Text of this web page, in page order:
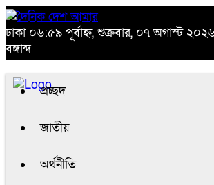
ঢাকা ০৬:৫৯ পূর্বাহ্ন, শুক্রবার, ০৭ অগাস্ট
বঙ্গাব্দ
প্রচ্ছদ
জাতীয়
অর্থনীতি